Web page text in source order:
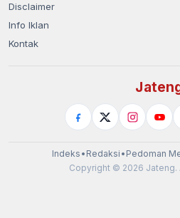
Disclaimer
Info Iklan
Kontak
Indeks • Redaksi • Pedoman
Copyright © 2026 Jateng.